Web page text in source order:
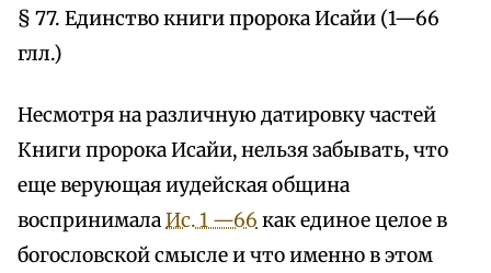
§ 77. Единство книги пророка Исайи (1—66
глл.)
Несмотря на различную датировку частей
Книги пророка Исайи, нельзя забывать, что
еще верующая иудейская община
воспринималаИс. 1 —66 как единое целое в
богословской смысле и что именно в этом